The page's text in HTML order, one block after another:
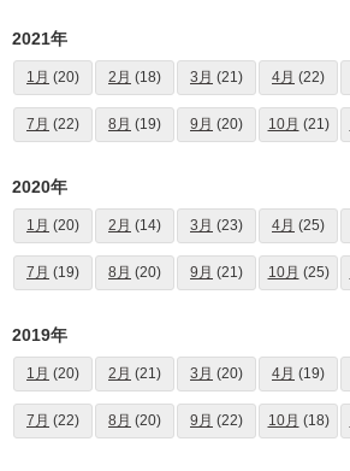
2021年
1月 (20) 2月 (18) 3月 (21) 4月 (22)
7月 (22) 8月 (19) 9月 (20) 10月 (21)
2020年
1月 (20) 2月 (14) 3月 (23) 4月 (25)
7月 (19) 8月 (20) 9月 (21) 10月 (25)
2019年
1月 (20) 2月 (21) 3月 (20) 4月 (19)
7月 (22) 8月 (20) 9月 (22) 10月 (18)